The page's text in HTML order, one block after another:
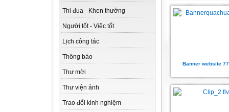
Thi đua - Khen thưởng
Người tốt - Việc tốt
Lịch công tác
Thông báo
Thư mời
Thư viện ảnh
Trao đổi kinh nghiệm
Banner website